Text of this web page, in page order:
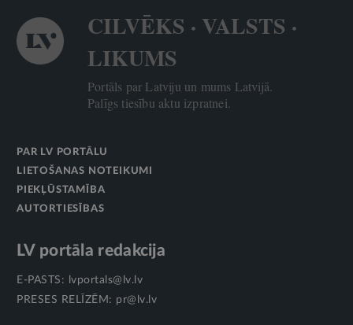
CILVĒKS · VALSTS ·
LIKUMS
Portāls par Latviju un mums Latvijā.
Palīgs tiesību aktu izpratnei.
PAR LV PORTĀLU
LIETOŠANAS NOTEIKUMI
PIEKĻŪSTAMĪBA
AUTORTIESĪBAS
LV portāla redakcija
E-PASTS:
lvportals@lv.lv
PRESES RELĪZĒM: pr@lv.lv